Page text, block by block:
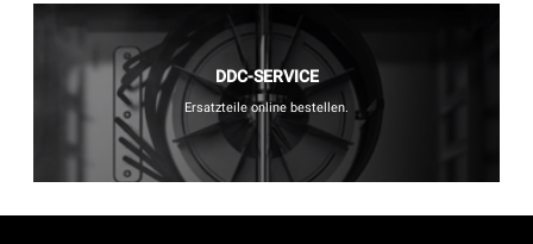
DDC-SERVICE
Ersatzteile online bestellen.